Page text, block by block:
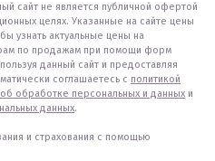
сайт не является публичной офертой
целях. Указанные на сайте цены
узнать актуальные цены на
по продажам при помощи форм
данный сайт и предоставляя
соглашаетесь с политикой
обработке персональных и данных и
данных.
и страхования с помощью